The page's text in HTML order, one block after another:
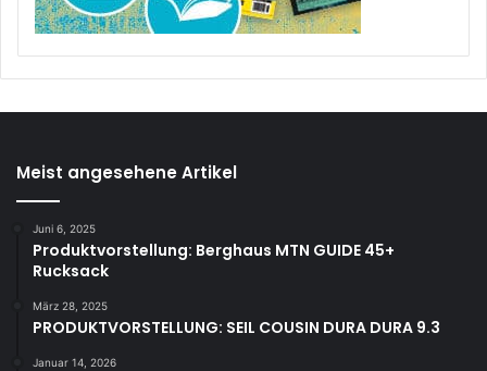
Meist angesehene Artikel
Juni 6, 2025
Produktvorstellung: Berghaus MTN GUIDE 45+
Rucksack
März 28, 2025
PRODUKTVORSTELLUNG: SEIL COUSIN DURA DURA 9.3
Januar 14, 2026